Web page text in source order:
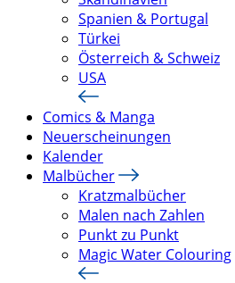
Spanien & Portugal
Türkei
Österreich & Schweiz
USA
Comics & Manga
Neuerscheinungen
Kalender
Malbücher
Kratzmalbücher
Malen nach Zahlen
Punkt zu Punkt
Magic Water Colouring